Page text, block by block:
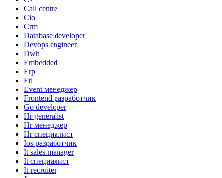
Call centre
Cio
Crm
Database developer
Devops engineer
Dwh
Embedded
Erp
Etl
Event менеджер
Frontend разработчик
Go developer
Hr generalist
Hr менеджер
Hr специалист
Ios разработчик
It sales manager
It специалист
It-recruiter